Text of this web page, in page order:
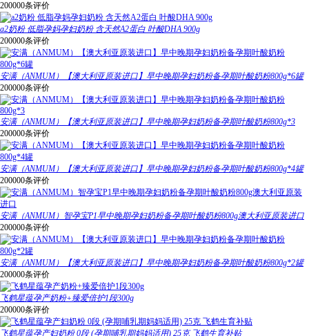
200000条评价
a2奶粉 低脂孕妈孕妇奶粉 含天然A2蛋白 叶酸DHA 900g
200000条评价
安满（ANMUM）【澳大利亚原装进口】早中晚期孕妇奶粉备孕期叶酸奶粉800g*6罐
200000条评价
安满（ANMUM）【澳大利亚原装进口】早中晚期孕妇奶粉备孕期叶酸奶粉800g*3
200000条评价
安满（ANMUM）【澳大利亚原装进口】早中晚期孕妇奶粉备孕期叶酸奶粉800g*4罐
200000条评价
安满（ANMUM）智孕宝P1早中晚期孕妇奶粉备孕期叶酸奶粉800g澳大利亚原装进口
200000条评价
安满（ANMUM）【澳大利亚原装进口】早中晚期孕妇奶粉备孕期叶酸奶粉800g*2罐
200000条评价
飞鹤星蕴孕产奶粉+臻爱倍护1段300g
200000条评价
飞鹤星蕴孕产妇奶粉 0段 (孕期哺乳期妈妈适用) 25克 飞鹤生育补贴